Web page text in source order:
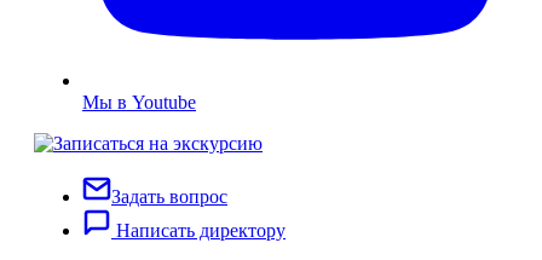
Мы в Youtube
Задать вопрос
Написать директору